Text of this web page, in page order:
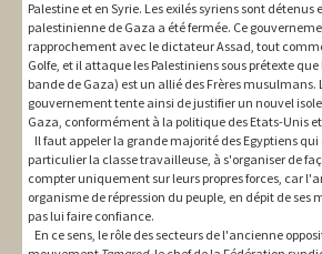
Palestine et en Syrie. Les exilés syriens sont détenus
palestinienne de Gaza a été fermée. Ce
rapprochement avec le dictateur Assad, tout
Golfe, et il attaque les Palestiniens sous prétexte
bande de Gaza) est un allié des Frères musulmans.
gouvernement tente ainsi de justifier un nouvel
Gaza, conformément à la politique des Etats-Unis
Il faut appeler la grande majorité des Egyptiens qui
particulier la classe travailleuse, à s'organiser de
compter uniquement sur leurs propres forces, car
organisme de répression du peuple, en dépit de ses
pas lui faire confiance.
En ce sens, le rôle des secteurs de l'ancienne